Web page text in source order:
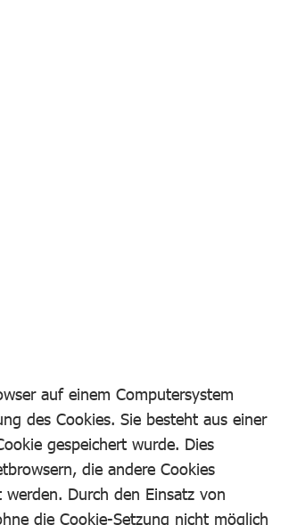
auf einem Computersystem
des Cookies. Sie besteht aus einer
gespeichert wurde. Dies
die andere Cookies
Durch den Einsatz von
die Cookie-Setzung nicht möglich